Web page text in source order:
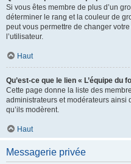
Si vous êtes membre de plus d’un
déterminer le rang et la couleur de
peut vous permettre de changer
l’utilisateur.
Haut
Qu’est-ce que le lien « L’équipe du
Cette page donne la liste des
administrateurs et modérateurs ainsi
qu’ils modèrent.
Haut
Messagerie privée